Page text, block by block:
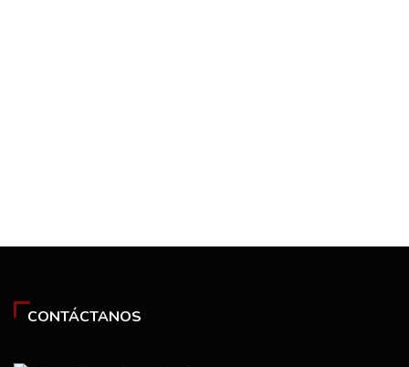
CONTÁCTANOS